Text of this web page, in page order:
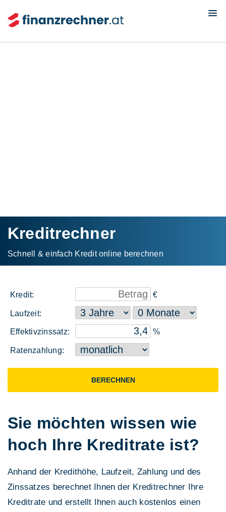
Kreditrechner
Schnell & einfach Kredit online berechnen
Kredit: €
Laufzeit:
Effektiv­zinssatz: %
Raten­zahlung:
BERECHNEN
Sie möchten wissen wie
hoch Ihre Kreditrate ist?
Anhand der Kredithöhe, Laufzeit, Zahlung und des
Zinssatzes berechnet Ihnen der Kreditrechner Ihre
Kreditrate und erstellt Ihnen auch kostenlos einen